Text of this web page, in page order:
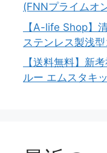
(FNNプライムオ
【A-life Shop】
ステンレス製浅
【送料無料】新
ルー エムスタキ